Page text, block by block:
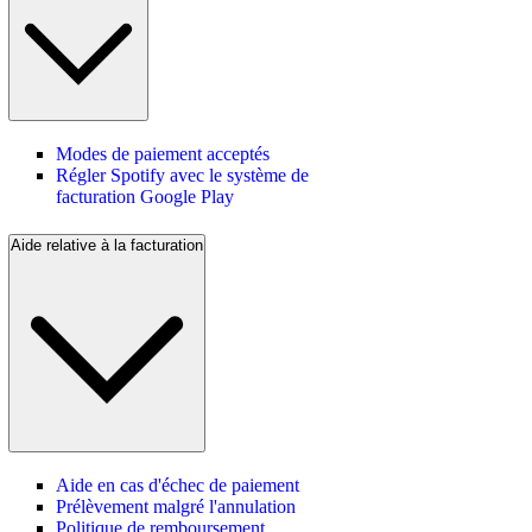
Modes de paiement acceptés
Régler Spotify avec le système de
facturation Google Play
Aide relative à la facturation
Aide en cas d'échec de paiement
Prélèvement malgré l'annulation
Politique de remboursement